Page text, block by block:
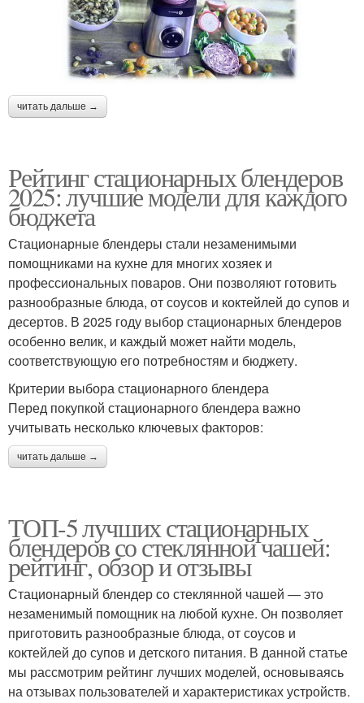
читать дальше →
Рейтинг стационарных блендеров
2025: лучшие модели для каждого
бюджета
Стационарные блендеры стали незаменимыми
помощниками на кухне для многих хозяек и
профессиональных поваров. Они позволяют готовить
разнообразные блюда, от соусов и коктейлей до супов и
десертов. В 2025 году выбор стационарных блендеров
особенно велик, и каждый может найти модель,
соответствующую его потребностям и бюджету.
Критерии выбора стационарного блендера
Перед покупкой стационарного блендера важно
учитывать несколько ключевых факторов:
читать дальше →
ТОП-5 лучших стационарных
блендеров со стеклянной чашей:
рейтинг, обзор и отзывы
Стационарный блендер со стеклянной чашей — это
незаменимый помощник на любой кухне. Он позволяет
приготовить разнообразные блюда, от соусов и
коктейлей до супов и детского питания. В данной статье
мы рассмотрим рейтинг лучших моделей, основываясь
на отзывах пользователей и характеристиках устройств.